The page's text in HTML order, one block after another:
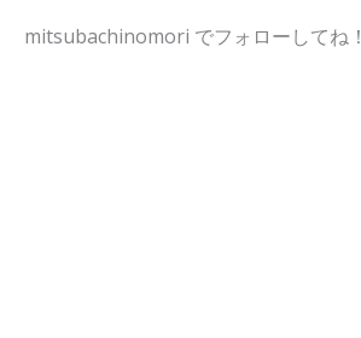
mitsubachinomori でフォローしてね！